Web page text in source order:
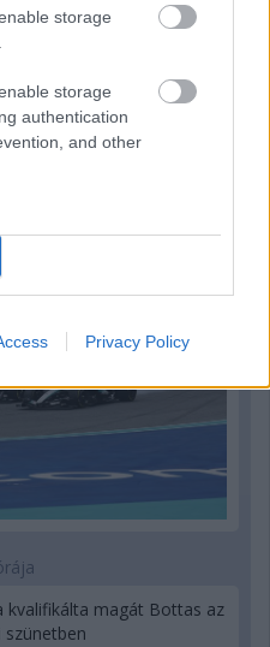
storage
storage
authentication
and other
Privacy Policy
könyvelhetett el az F1 a
kvalifikálta magát Bottas az
szünetben